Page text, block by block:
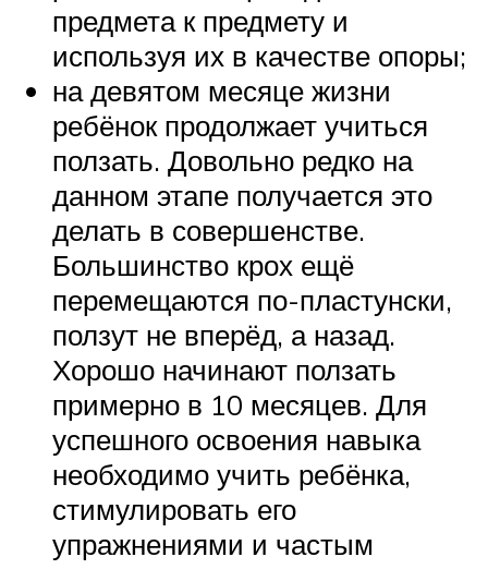
предмета к предмету и
используя их в качестве опоры;
на девятом месяце жизни
ребёнок продолжает учиться
ползать. Довольно редко на
данном этапе получается это
делать в совершенстве.
Большинство крох ещё
перемещаются по-пластунски,
ползут не вперёд, а назад.
Хорошо начинают ползать
примерно в 10 месяцев. Для
успешного освоения навыка
необходимо учить ребёнка,
стимулировать его
упражнениями и частым